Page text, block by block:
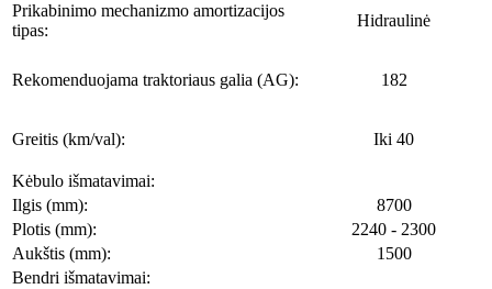
Prikabinimo mechanizmo amortizacijos
tipas:
Hidraulinė
Rekomenduojama traktoriaus galia (AG): 182
Greitis (km/val): Iki 40
Kėbulo išmatavimai:
Ilgis (mm):
8700
Plotis (mm):
2240 - 2300
Aukštis (mm):
1500
Bendri išmatavimai: